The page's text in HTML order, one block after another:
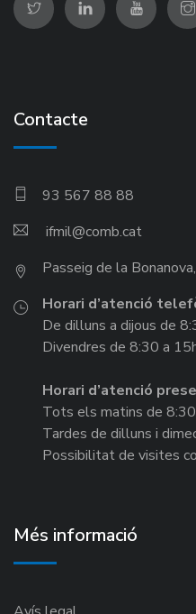
Contacte
93 567 88 88
ifmil
Passeig de la
Horari d’atenció
De dilluns a dijous de
Divendres de 8:30 a
Horari d’atenció
Tots els matins de
Tardes de dilluns i
Possibilitat de visites
Més informació